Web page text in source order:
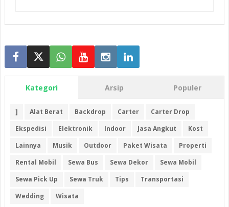
Kategori Arsip Populer
] Alat Berat Backdrop Carter
Carter Drop
Ekspedisi
Elektronik Indoor Jasa Angkut
Kost
Lainnya
Musik Outdoor Paket Wisata
Properti
Rental Mobil
Sewa Bus Sewa Dekor
Sewa Mobil
Sewa Pick Up
Sewa Truk Tips
Transportasi
Wedding
Wisata